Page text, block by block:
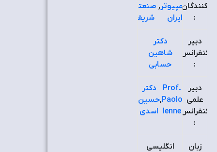
کنندگان
:
کامپیوتر
ایران
, صنعتی
شریف
دبیر
کنفرانس
:
دکتر
شاهین
حسابی
دبیر
علمی
کنفرانس
:
Prof.
Paolo
Ienne
,
دکتر
حسين
اسدي
زبان
انگلیسی